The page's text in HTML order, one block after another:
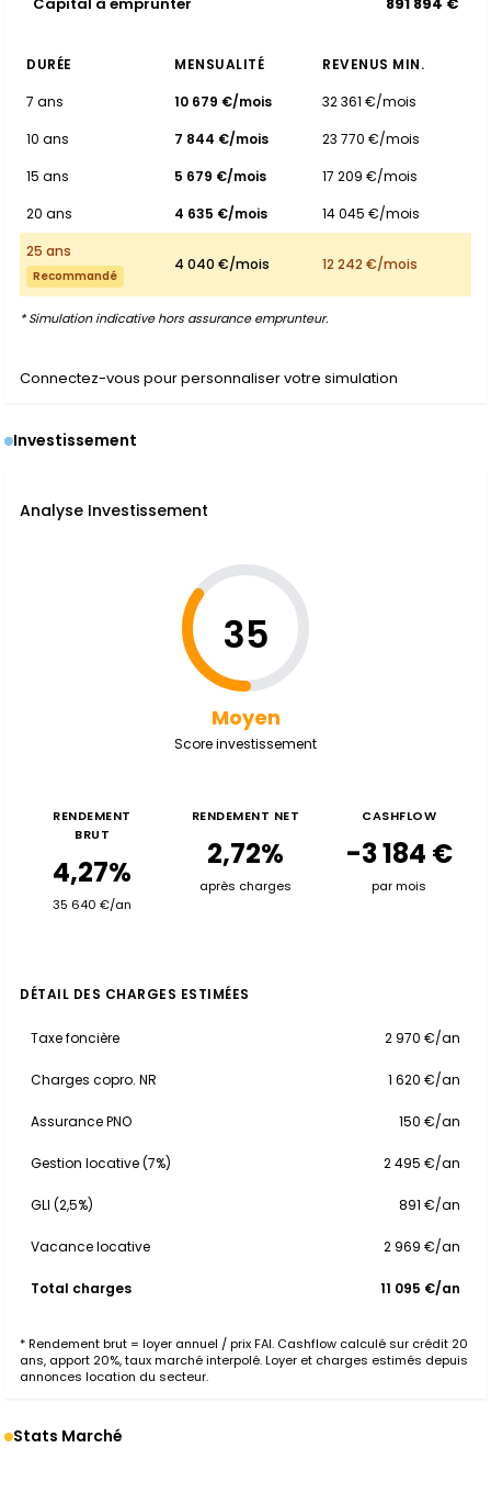
DURÉE MENSUALITÉ
REVENUS MIN.
7 ans
10 679 €/mois
32 361 €/mois
10 ans
7 844 €/mois
23 770 €/mois
15 ans
5 679 €/mois
17 209 €/mois
20 ans
4 635 €/mois
14 045 €/mois
25 ans
Recommandé
4 040 €/mois 12 242 €/mois
* Simulation indicative hors assurance emprunteur.
Connectez-vous pour personnaliser votre simulation
Investissement
Analyse Investissement
35
Moyen
Score investissement
RENDEMENT
BRUT
4,27%
35 640 €/an
RENDEMENT NET
2,72%
après charges
CASHFLOW
-3 184 €
par mois
DÉTAIL DES CHARGES ESTIMÉES
Taxe foncière 2 970 €/an
Charges copro. NR 1 620 €/an
Assurance PNO 150 €/an
Gestion locative (7%) 2 495 €/an
GLI (2,5%) 891 €/an
Vacance locative 2 969 €/an
Total charges 11 095 €/an
* Rendement brut = loyer annuel / prix FAI. Cashflow calculé sur crédit 20
ans, apport 20%, taux marché interpolé. Loyer et charges estimés depuis
annonces location du secteur.
Stats Marché